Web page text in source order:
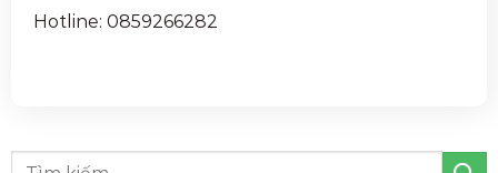
Hotline: 0859266282